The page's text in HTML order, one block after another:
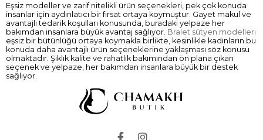
Eşsiz modeller ve zarif nitelikli ürün seçenekleri, pek çok konuda
insanlar için aydınlatıcı bir fırsat ortaya koymuştur. Gayet makul ve
avantajlı tedarik koşulları konusunda, buradaki yelpaze her
bakımdan insanlara büyük avantaj sağlıyor. Bralet sütyen modelleri
eşsiz bir bütünlüğü ortaya koymakla birlikte, kesinlikle kadınların bu
konuda daha avantajlı ürün seçeneklerine yaklaşması söz konusu
olmaktadır. Şıklık kalite ve rahatlık bakımından ön plana çıkan
seçenek ve yelpaze, her bakımdan insanlara büyük bir destek
sağlıyor.